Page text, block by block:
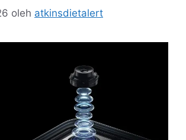
oleh atkinsdietalert